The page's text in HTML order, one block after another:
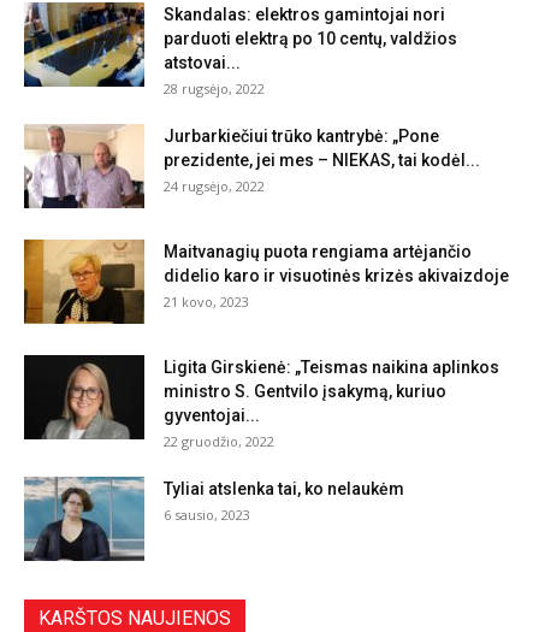
Skandalas: elektros gamintojai nori
parduoti elektrą po 10 centų, valdžios
atstovai...
28 rugsėjo, 2022
Jurbarkiečiui trūko kantrybė: „Pone
prezidente, jei mes – NIEKAS, tai kodėl...
24 rugsėjo, 2022
Maitvanagių puota rengiama artėjančio
didelio karo ir visuotinės krizės akivaizdoje
21 kovo, 2023
Ligita Girskienė: „Teismas naikina aplinkos
ministro S. Gentvilo įsakymą, kuriuo
gyventojai...
22 gruodžio, 2022
Tyliai atslenka tai, ko nelaukėm
6 sausio, 2023
KARŠTOS NAUJIENOS